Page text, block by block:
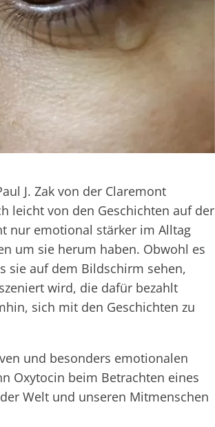
J. Zak von der Claremont
leicht von den Geschichten auf der
nur emotional stärker im Alltag
um sie herum haben. Obwohl es
sie auf dem Bildschirm sehen,
wird, die dafür bezahlt
sich mit den Geschichten zu
und besonders emotionalen
Oxytocin beim Betrachten eines
Welt und unseren Mitmenschen